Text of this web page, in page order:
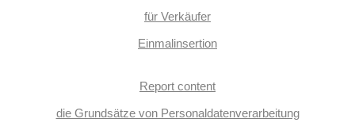
für Verkäufer
Einmalinsertion
Report content
die Grundsätze von Personaldatenverarbeitung